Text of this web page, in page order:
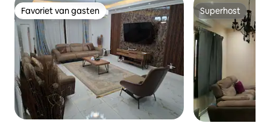
Favoriet van gasten
Favoriet van gasten Superhost
Superhost